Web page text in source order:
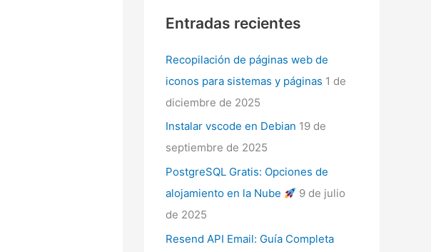
Entradas recientes
Recopilación de páginas web de
iconos para sistemas y páginas 1 de
diciembre de 2025
Instalar vscode en Debian 19 de
septiembre de 2025
PostgreSQL Gratis: Opciones de
alojamiento en la Nube
9 de julio
de 2025
Resend API Email: Guía Completa